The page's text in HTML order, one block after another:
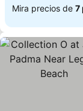
Mira precios de 7